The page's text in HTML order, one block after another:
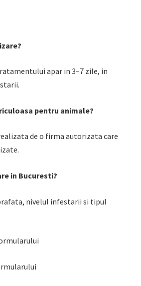
apar in 3–7 zile, in
pentru animale?
de o firma autorizata care
in Bucuresti?
nivelul infestarii si tipul